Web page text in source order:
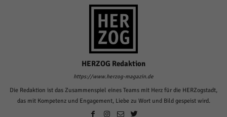
HERZOG Redaktion
https://www.herzog-magazin.de
Die Redaktion ist das Zusammenspiel eines Teams mit Herz für die HERZogstadt,
das mit Kompetenz und Engagement, Liebe zu Wort und Bild gespeist wird.